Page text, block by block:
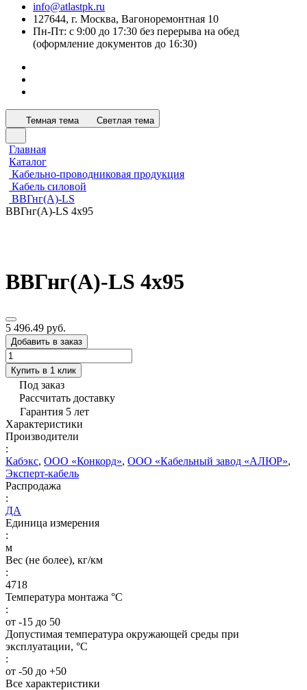
info@atlastpk.ru
127644, г. Москва, Вагоноремонтная 10
Пн-Пт: с 9:00 до 17:30 без перерыва на обед
(оформление документов до 16:30)
Темная тема Светлая тема
Главная
Каталог
Кабельно-проводниковая продукция
Кабель силовой
ВВГнг(А)-LS
ВВГнг(А)-LS 4x95
ВВГнг(А)-LS 4x95
5 496.49 руб.
Добавить в заказ
Купить в 1 клик
Под заказ
Рассчитать доставку
Гарантия 5 лет
Характеристики
Производители
:
Кабэкс, ООО «Конкорд», ООО «Кабельный завод «АЛЮР»,
Эксперт-кабель
Распродажа
:
ДА
Единица измерения
:
м
Вес (не более), кг/км
:
4718
Температура монтажа °C
:
от -15 до 50
Допустимая температура окружающей среды при
эксплуатации, °C
:
от -50 до +50
Все характеристики